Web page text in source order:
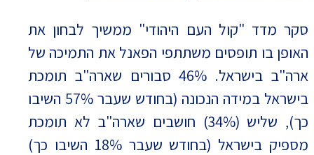
סקר מדד "קול העם היהודי" ממשיך לבחון את
האופן בו תופסים משתתפי הפאנל את התמיכה של
ארה"ב בישראל. 46% סבורים שארה"ב תומכת
בישראל במידה הנכונה (בחודש שעבר 57% השיבו
כך), שליש (34%) חושבים שארה"ב לא תומכת
מספיק בישראל (בחודש שעבר 18% השיבו כך)